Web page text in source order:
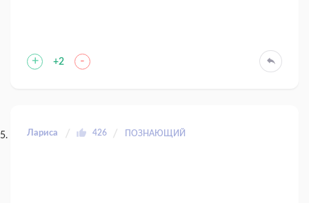
+ +2 -
Лариса 426 ПОЗНАЮЩИЙ